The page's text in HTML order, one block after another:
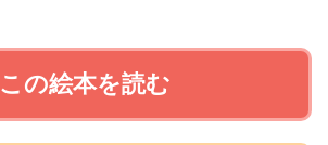
この絵本を読む